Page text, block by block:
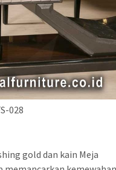
028
gold dan kain Meja